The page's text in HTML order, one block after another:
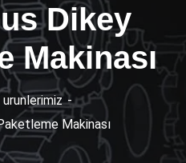
Dikey
Makinası
urunlerimiz
Makinası